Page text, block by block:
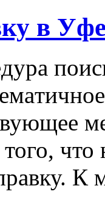
в
К